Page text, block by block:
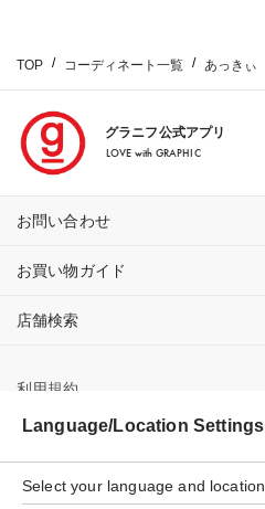
TOP コーディネート一覧 あっきぃ
グラニフ公式アプリ
LOVE with GRAPHIC
お問い合わせ
お買い物ガイド
店舗検索
利用規約
プライバシーポリシー
特定商取引法に基づく表示
Language/Location Settings
Select your language and location